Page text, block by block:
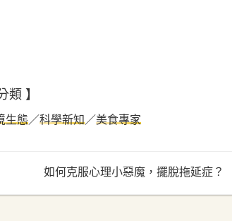
類 】
生態／科學新知／美食專家
如何克服心理小惡魔，擺脫拖延症？